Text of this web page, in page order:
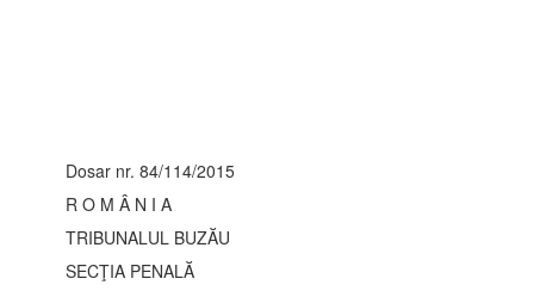
Dosar nr. 84/114/2015
R O M Â N I A
TRIBUNALUL BUZĂU
SECŢIA PENALĂ